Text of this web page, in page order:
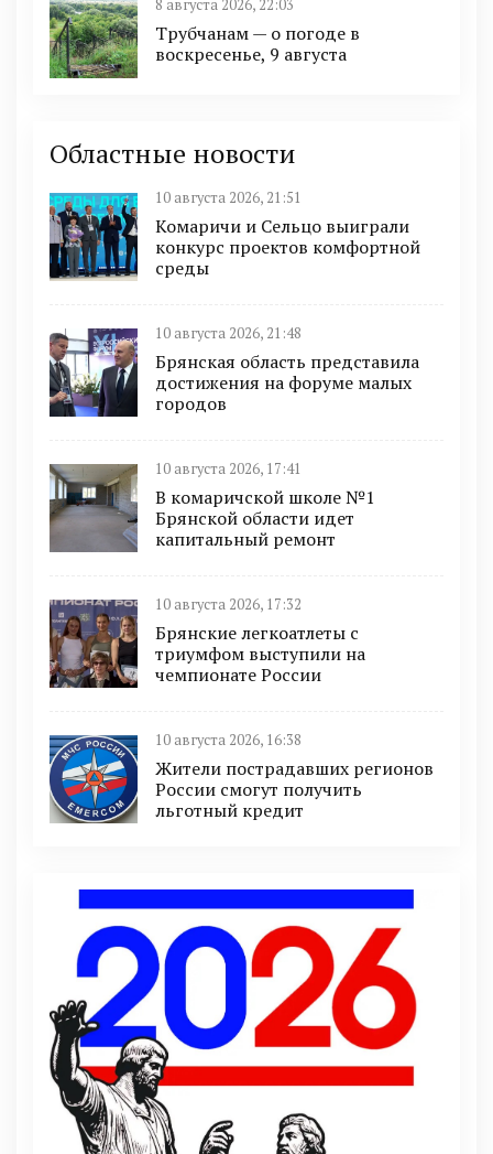
8 августа 2026, 22:03
Трубчанам — о погоде в
воскресенье, 9 августа
Областные новости
10 августа 2026, 21:51
Комаричи и Сельцо выиграли
конкурс проектов комфортной
среды
10 августа 2026, 21:48
Брянская область представила
достижения на форуме малых
городов
10 августа 2026, 17:41
В комаричской школе №1
Брянской области идет
капитальный ремонт
10 августа 2026, 17:32
Брянские легкоатлеты с
триумфом выступили на
чемпионате России
10 августа 2026, 16:38
Жители пострадавших регионов
России смогут получить
льготный кредит